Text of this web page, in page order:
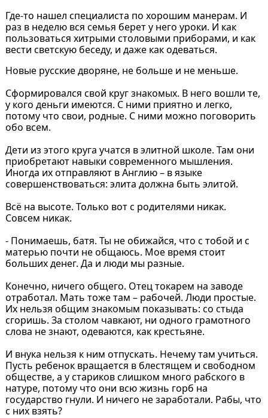
Где-то нашел специалиста по хорошим манерам. И
раз в неделю вся семья берет у него уроки. И как
пользоваться хитрыми столовыми приборами, и как
вести светскую беседу, и даже как одеваться.
Новые русские дворяне, не больше и не меньше.
Сформировался свой круг знакомых. В него вошли те,
у кого деньги имеются. С ними приятно и легко,
потому что свои, родные. С ними можно поговорить
обо всем.
Дети из этого круга учатся в элитной школе. Там они
приобретают навыки современного мышления.
Иногда их отправляют в Англию – в языке
совершенствоваться: элита должна быть элитой.
Всё на высоте. Только вот с родителями никак.
Совсем никак.
- Понимаешь, батя. Ты не обижайся, что с тобой и с
матерью почти не общаюсь. Мое время стоит
больших денег. Да и люди мы разные.
Конечно, ничего общего. Отец токарем на заводе
отработал. Мать тоже там – рабочей. Люди простые.
Их нельзя общим знакомым показывать: со стыда
сгоришь. За столом чавкают, ни одного грамотного
слова не знают, одеваются, как крестьяне.
И внука нельзя к ним отпускать. Нечему там учиться.
Пусть ребенок вращается в блестящем и свободном
обществе, а у стариков слишком много рабского в
натуре, потому что они всю жизнь горб на
государство гнули. И ничего не заработали. Рабы, что
с них взять?